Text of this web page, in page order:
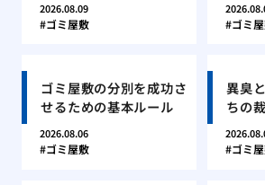
2026.08.09
ゴミ屋敷 ゴミ
ゴミ屋敷の分別を成功さ
せるための基本ルール
2026.08.06
ゴミ屋敷
異臭
ちの
ゴミ